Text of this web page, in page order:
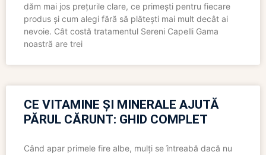
dăm mai jos prețurile clare, ce primești pentru fiecare
produs și cum alegi fără să plătești mai mult decât ai
nevoie. Cât costă tratamentul Sereni Capelli Gama
noastră are trei
CE VITAMINE ȘI MINERALE AJUTĂ
PĂRUL CĂRUNT: GHID COMPLET
Când apar primele fire albe, mulți se întreabă dacă nu